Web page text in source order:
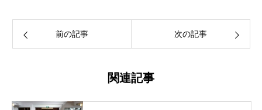
前の記事 次の記事
関連記事